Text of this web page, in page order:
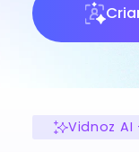
Vidnoz AI -